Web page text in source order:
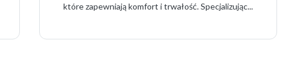
które zapewniają komfort i trwałość. Specjalizując...